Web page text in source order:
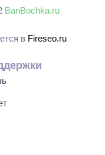
BanBochka.ru
в Fireseo.ru